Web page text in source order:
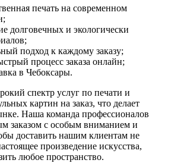
печать на современном
долговечных и экологически
подход к каждому заказу;
процесс заказа онлайн;
в Чебоксары.
спектр услуг по печати и
картин на заказ, что делает
Наша команда профессионалов
заказом с особым вниманием и
доставить нашим клиентам не
произведение искусства,
любое пространство.